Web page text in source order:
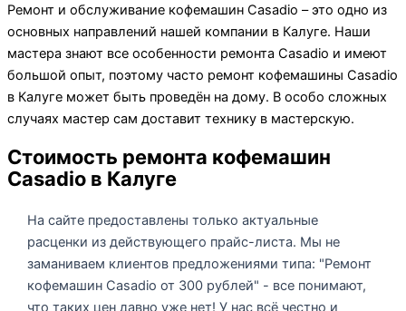
Ремонт и обслуживание кофемашин Casadio – это одно из
основных направлений нашей компании в Калуге. Наши
мастера знают все особенности ремонта Casadio и имеют
большой опыт, поэтому часто ремонт кофемашины Casadio
в Калуге может быть проведён на дому. В особо сложных
случаях мастер сам доставит технику в мастерскую.
Стоимость ремонта кофемашин
Casadio в Калуге
На сайте предоставлены только актуальные
расценки из действующего прайс-листа. Мы не
заманиваем клиентов предложениями типа: "Ремонт
кофемашин Casadio от 300 рублей" - все понимают,
что таких цен давно уже нет! У нас всё честно и